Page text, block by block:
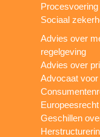
Sociaal
Advies over
regelgeving
Advies over
Advocaat
Europeesrecht
Geschillen